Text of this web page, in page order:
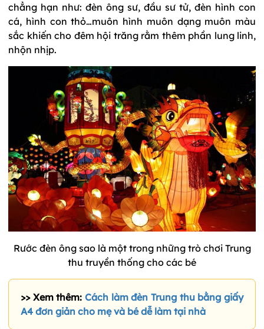
chẳng hạn như: đèn ông sư, đầu sư tử, đèn hình con
cá, hình con thỏ…muôn hình muôn dạng muôn màu
sắc khiến cho đêm hội trăng rằm thêm phần lung linh,
nhộn nhịp.
Rước đèn ông sao là một trong những trò chơi Trung
thu truyền thống cho các bé
>> Xem thêm: Cách làm đèn Trung thu bằng giấy
A4 đơn giản cho mẹ và bé dễ làm tại nhà